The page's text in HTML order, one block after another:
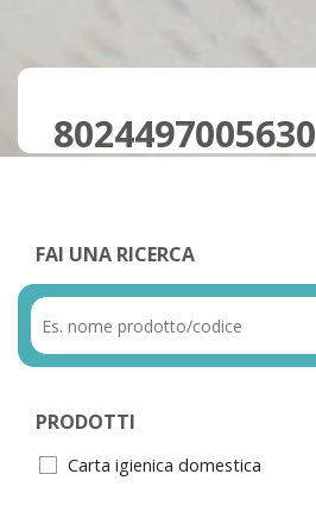
8024497005630
FAI UNA RICERCA
PRODOTTI
Carta igienica domestica